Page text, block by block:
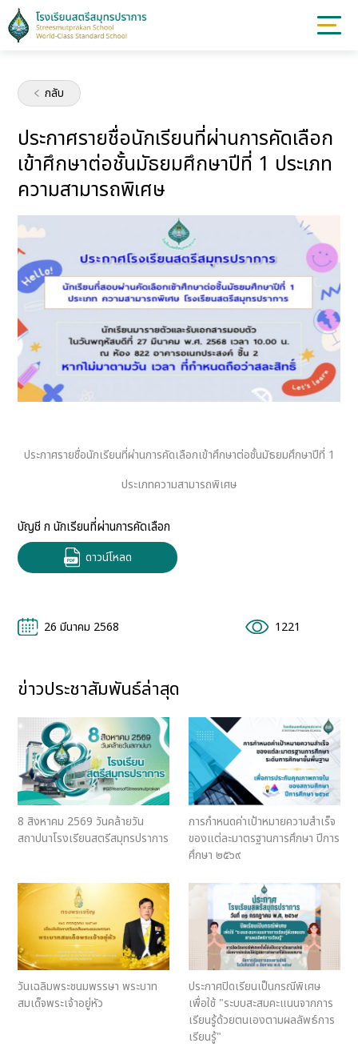
กลับ
ประกาศรายชื่อนักเรียนที่ผ่านการคัดเลือก
เข้าศึกษาต่อชั้นมัธยมศึกษาปีที่ 1 ประเภท
ความสามารถพิเศษ
ประกาศรายชื่อนักเรียนที่ผ่านการคัดเลือกเข้าศึกษาต่อชั้นมัธยมศึกษาปีที่ 1
ประเภทความสามารถพิเศษ
บัญชี ก นักเรียนที่ผ่านการคัดเลือก
ดาวน์โหลด
26 มีนาคม 2568 1221
ข่าวประชาสัมพันธ์ล่าสุด
8 สิงหาคม 2569 วันคล้ายวัน
สถาปนาโรงเรียนสตรีสมุทรปราการ
การกําหนดค่าเป้าหมายความสําเร็จ
ของแต่ละมาตรฐานการศึกษา ปีการ
ศึกษา ๒๕๖๙
วันเฉลิมพระชนมพรรษา พระบาท
สมเด็จพระเจ้าอยู่หัว
ประกาศปิดเรียนเป็นกรณีพิเศษ
เพื่อใช้ "ระบบสะสมคะแนนจากการ
เรียนรู้ด้วยตนเองตามผลลัพธ์การ
เรียนรู้"